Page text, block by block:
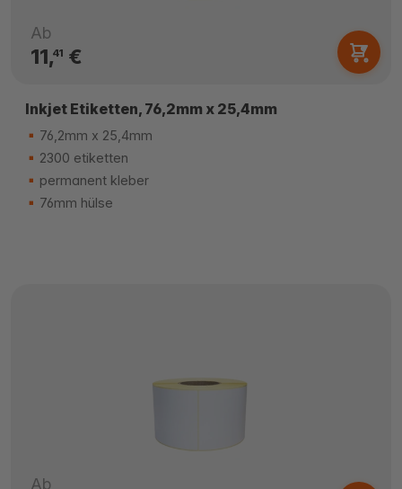
Ab
11,41 €
Inkjet Etiketten, 76,2mm x 25,4mm
76,2mm x 25,4mm
2300 etiketten
permanent kleber
76mm hülse
Ab